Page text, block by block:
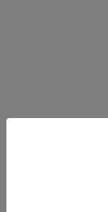
カラーリ